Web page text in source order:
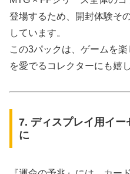
登場するため、開封体験そ
しています。
この3パックは、ゲームを
を愛でるコレクターにも嬉
7. ディスプレイ用イ
に